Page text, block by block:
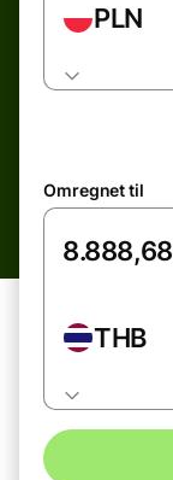
PLN
Omregnet til
THB